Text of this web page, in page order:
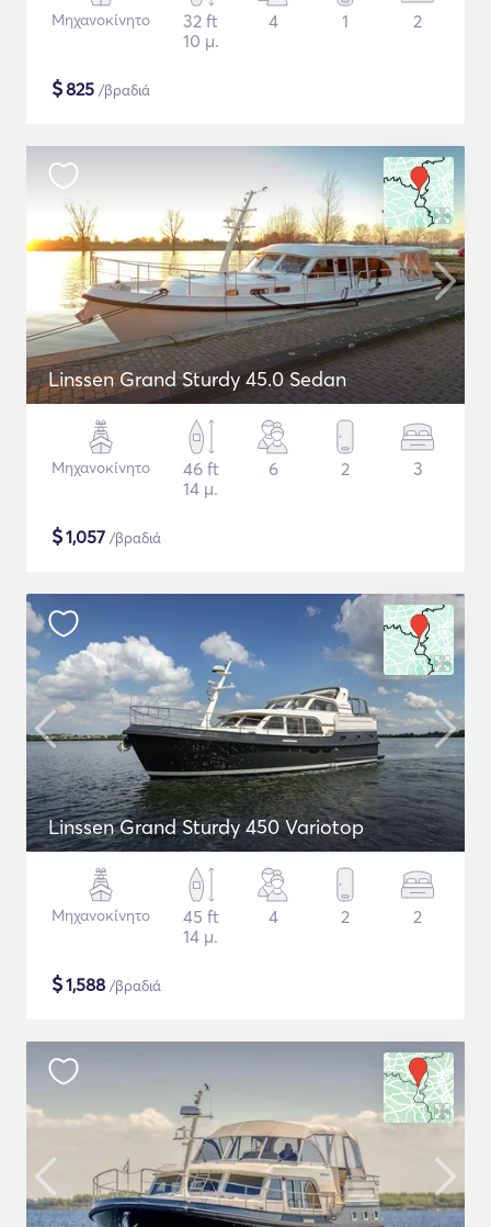
Μηχανοκίνητο
32 ft
10 μ.
4 1 2
$825 /βραδιά
Linssen Grand Sturdy 45.0 Sedan
Μηχανοκίνητο
46 ft
14 μ.
6 2 3
$1,057 /βραδιά
Linssen Grand Sturdy 450 Variotop
Μηχανοκίνητο
45 ft
14 μ.
4 2 2
$1,588 /βραδιά